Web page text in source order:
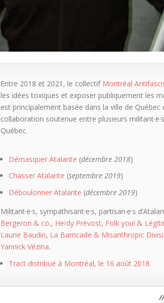
Entre 2018 et 2021, le collectif Montréal
les idées toxiques et exposer publiquement les
est principalement basée dans la ville de
collaboration soutenue entre plusieurs
Québec.
Démasquer Atalante (décembre 2018)
Chasser Atalante (septembre 2019)
Déboulonner Atalante (décembre 2019)
Militant·e·s, sympathisant·e·s, partisan·e·s
Bergeron & co., Heïdy Prévost, Folk you! &
Laurie Baudin, La Barricade & Misanthropic
Yannick Vézina.
Tract distribué à Montréal, le 16 août 2018